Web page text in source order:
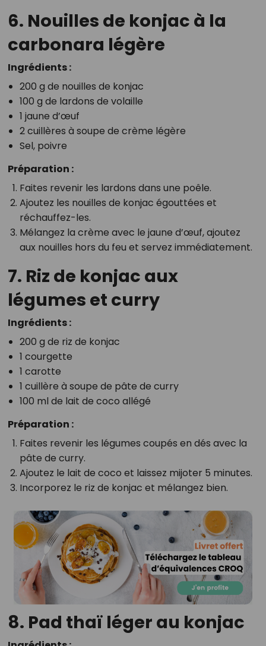
6. Nouilles de konjac à la
carbonara légère
Ingrédients :
200 g de nouilles de konjac
100 g de lardons de volaille
1 jaune d’œuf
2 cuillères à soupe de crème légère
Sel, poivre
Préparation :
Faites revenir les lardons dans une poêle.
Ajoutez les nouilles de konjac égouttées et
réchauffez-les.
Mélangez la crème avec le jaune d’œuf, ajoutez
aux nouilles hors du feu et servez immédiatement.
7. Riz de konjac aux
légumes et curry
Ingrédients :
200 g de riz de konjac
1 courgette
1 carotte
1 cuillère à soupe de pâte de curry
100 ml de lait de coco allégé
Préparation :
Faites revenir les légumes coupés en dés avec la
pâte de curry.
Ajoutez le lait de coco et laissez mijoter 5 minutes.
Incorporez le riz de konjac et mélangez bien.
8. Pad thaï léger au konjac